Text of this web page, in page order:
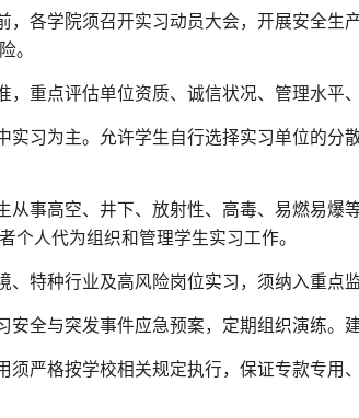
，各学院须召开实习动员大会，开展安全
。
，重点评估单位资质、诚信状况、管理水平
实习为主。允许学生自行选择实习单位的
从事高空、井下、放射性、高毒、易燃易爆
个人代为组织和管理学生实习工作。
、特种行业及高风险岗位实习，须纳入重点
安全与突发事件应急预案，定期组织演练。
严格按学校相关规定执行，保证专款专用